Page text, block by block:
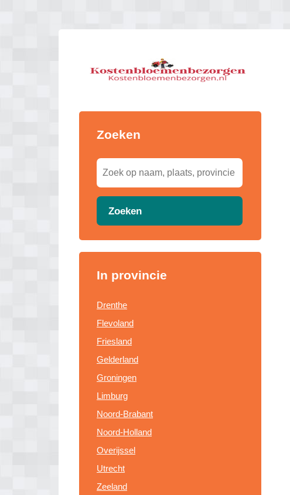
Zoeken
Zoeken
In provincie
Drenthe
Flevoland
Friesland
Gelderland
Groningen
Limburg
Noord-Brabant
Noord-Holland
Overijssel
Utrecht
Zeeland